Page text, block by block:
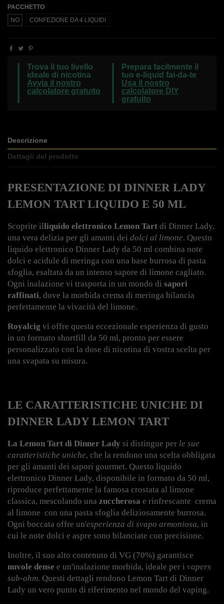
PACCHETTO
NO
CONFEZIONE DA 4 LIQUIDI
Trova il tuo livello
ideale di nicotina
Avvia il nostro
calcolatore gratuito
Prepara facilmente il
tuo e-liquid fai-da-te
Usa il nostro
calcolatore DIY
gratuito
Descrizione
Dettagli del prodotto
PRESENTAZIONE DI DINNER LADY
LEMON TART LIQUIDO E 50 ML
Scoprite illiquido elettronico Lemon Tart di Dinner Lady,
una vera delizia per gli amanti dei dolci al limone. Questo
liquido elettronico Dinner Lady da 50 ml combina note
dolci e acidule di meringa con una base burrosa di pasta
sfoglia, esaltata da un intenso sapore di limone cagliato.
Ogni inalazione vi trasporta in un mondo di sapori
raffinati, dove la morbida crema di meringa bilancia
perfettamente la vivacità del limone.
Royalcig vi offre questa eccezionale esperienza di gusto
in un formato shortfill da 50 ml, pronto per essere
personalizzato con la dose di nicotina di vostra scelta per
una svapata su misura.
LE CARATTERISTICHE UNICHE DI
DINNER LADY LEMON TART
La Lemon Tart di Dinner Lady si distingue per le sue
caratteristiche uniche, che la rendono una scelta obbligata
per gli amanti dei sapori gourmet. Questo liquido
elettronico Dinner Lady, disponibile in formato da 50 ml,
riproduce perfettamente la famosa crostata al limone
classica, mescolando una zuccherosa e rinfrescante crema
al limone con una pasta sfoglia deliziosamente burrosa.
Ogni boccata offre un'esperienza di svapo armoniosa, in
cui le note dolci e aspre sono bilanciate con precisione.
nuvole dense e un'inalazione morbida, ideale per i vapers
sub-ohm. Questi dettagli rendono Lemon Tart di Dinner
Lady un vero punto di riferimento nel mondo del vaping.